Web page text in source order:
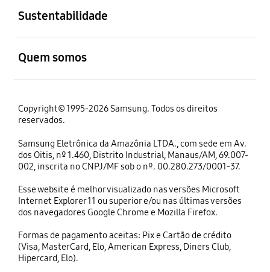
Sustentabilidade
Quem somos
Copyright© 1995-2026 Samsung. Todos os direitos
reservados.
Samsung Eletrônica da Amazônia LTDA., com sede em Av.
dos Oitis, nº 1.460, Distrito Industrial, Manaus/AM, 69.007-
002, inscrita no CNPJ/MF sob o nº. 00.280.273/0001-37.
Esse website é melhor visualizado nas versões Microsoft
Internet Explorer 11 ou superior e/ou nas últimas versões
dos navegadores Google Chrome e Mozilla Firefox.
Formas de pagamento aceitas: Pix e Cartão de crédito
(Visa, MasterCard, Elo, American Express, Diners Club,
Hipercard, Elo).